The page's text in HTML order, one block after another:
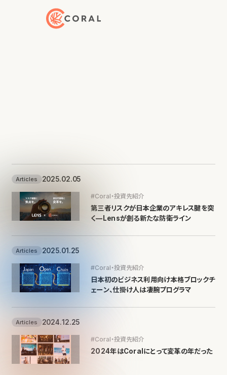
トップページへ戻る
Articles 2025.02.05
#Coral・投資先紹介
第三者リスクが日本企業のアキレス腱を突
く—Lensが創る新たな防衛ライン
Articles 2025.01.25
#Coral・投資先紹介
日本初のビジネス利用向け本格ブロックチ
ェーン、仕掛け人は凄腕プログラマ
Articles 2024.12.25
#Coral・投資先紹介
2024年はCoralにとって変革の年だった